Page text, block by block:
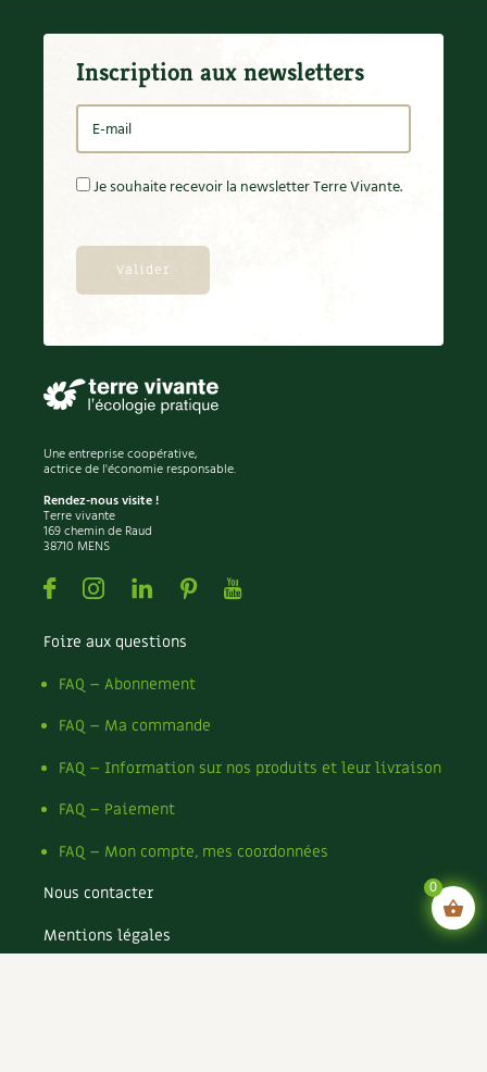
Inscription aux newsletters
Je souhaite recevoir la newsletter Terre Vivante.
Une entreprise coopérative,
actrice de l'économie responsable.
Rendez-nous visite !
Terre vivante
169 chemin de Raud
38710 MENS
FacebookInstagramLinkedin
PinterestYoutube
Foire aux questions
FAQ – Abonnement
FAQ – Ma commande
FAQ – Information sur nos produits et leur livraison
FAQ – Paiement
FAQ – Mon compte, mes coordonnées
Nous contacter
Mentions légales
0